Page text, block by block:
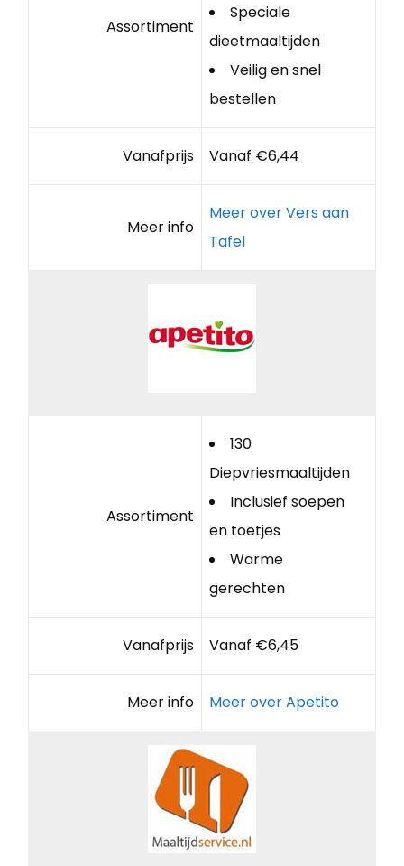
Assortiment
Speciale
dieetmaaltijden
Veilig en snel
bestellen
Vanafprijs Vanaf €6,44
Meer info
Meer over Vers aan
Tafel
Assortiment
130
Diepvriesmaaltijden
Inclusief soepen
en toetjes
Warme
gerechten
Vanafprijs Vanaf €6,45
Meer info Meer over Apetito